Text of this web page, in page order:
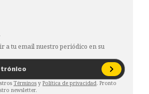
a tu email nuestro periódico en su
Términos y Política de privacidad. Pronto
newsletter.